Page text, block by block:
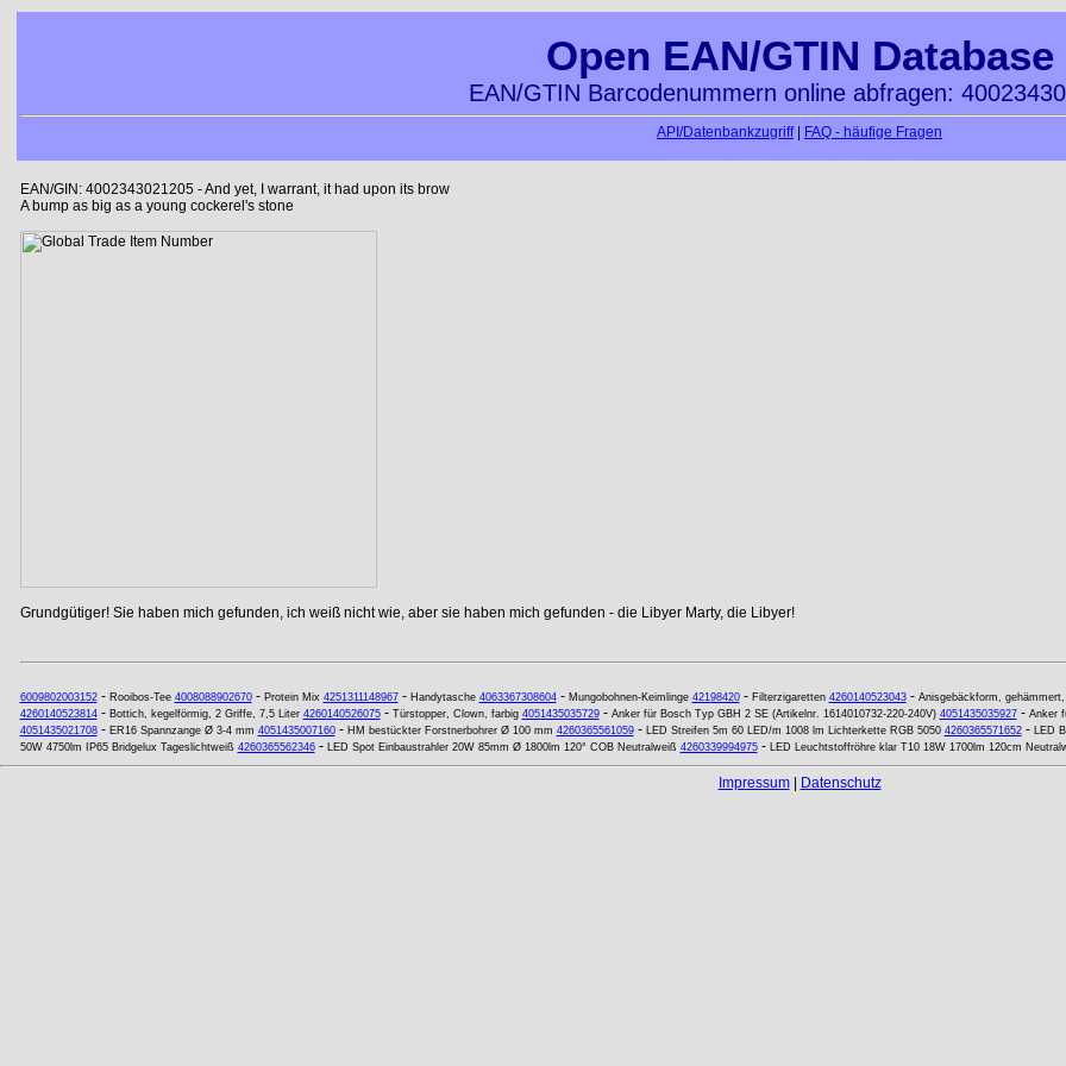
Open EAN/GTIN Database
EAN/GTIN Barcodenummern online abfragen:
API/Datenbankzugriff| FAQ - häufige Fragen
EAN/GIN: 4002343021205 - And yet, I warrant, it had upon its brow
A bump as big as a young cockerel's stone
Grundgütiger! Sie haben mich gefunden, ich weiß nicht wie, aber sie haben mich gefunden - die Libyer Marty, die Libyer!
6009802003152- Rooibos-Tee 4008088902670- Protein Mix 4251311148967- Handytasche 4063367308604- Mungobohnen-Keimlinge 42198420- Filterzigaretten 4260140523043- Anisgebäckform,
4260140523814- Bottich, kegelförmig, 2 Griffe, 7,5 Liter 4260140526075- Türstopper, Clown, farbig 4051435035729- Anker für Bosch Typ GBH 2 SE (Artikelnr. 1614010732-220-240V) 4051435035927- Anker
4051435021708- ER16 Spannzange Ø 3-4 mm 4051435007160- HM bestückter Forstnerbohrer Ø 100 mm 4260365561059- LED Streifen 5m 60 LED/m 1008 lm Lichterkette RGB 5050 4260365571652- LED
50W 4750lm IP65 Bridgelux Tageslichtweiß 4260365562346- LED Spot Einbaustrahler 20W 85mm Ø 1800lm 120° COB Neutralweiß 4260339994975- LED Leuchtstoffröhre klar T10 18W 1700lm 120cm
Impressum| Datenschutz